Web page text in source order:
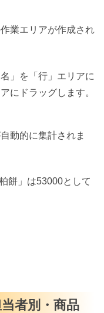
業エリアが作成され
」を「行」エリアに
にドラッグします。
動的に集計されま
餅」は53000として
者別・商品